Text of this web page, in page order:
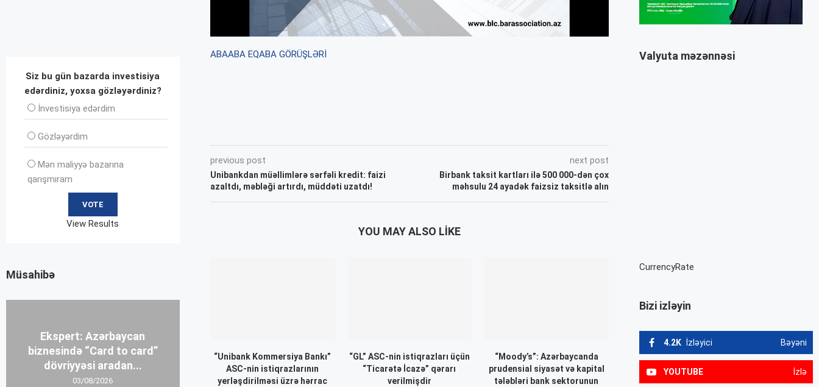
ABAABA EQABA GÖRÜŞLƏRİ
previous post
Unibankdan müəllimlərə sərfəli kredit: faizi
azaltdı, məbləği artırdı, müddəti uzatdı!
next post
Birbank taksit kartları ilə 500 000-dən çox
məhsulu 24 ayadək faizsiz taksitlə alın
YOU MAY ALSO LIKE
“Unibank Kommersiya Bankı”
ASC-nin istiqrazlarının
yerləşdirilməsi üzrə hərrac
“GL” ASC-nin istiqrazları üçün
“Ticarətə İcazə” qərarı
verilmişdir
“Moody’s”: Azərbaycanda
prudensial siyasət və kapital
tələbləri bank sektorunun
Valyuta məzənnəsi
CurrencyRate
Bizi izləyin
4.2K İzləyici Bəyəni
YOUTUBE İzlə
Siz bu gün bazarda investisiya
edərdiniz, yoxsa gözləyərdiniz?
İnvеstisiya edərdim
Gözləyərdim
Mən maliyyə bazarına
qarışmıram
View Results
Müsahibə
Ekspert: Azərbaycan
biznesində “Card to card”
dövriyyəsi aradan...
03/08/2026